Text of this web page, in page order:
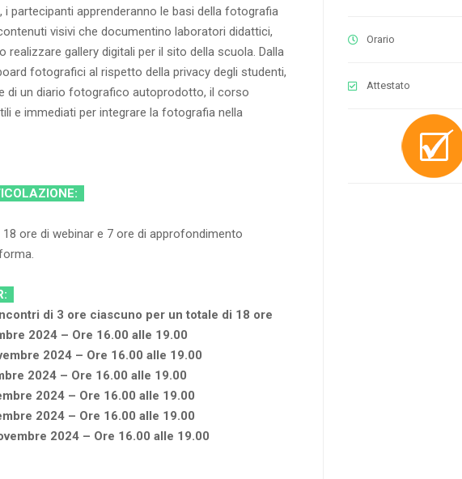
i partecipanti apprenderanno le basi della fotografia
visivi che documentino laboratori didattici,
realizzare gallery digitali per il sito della scuola. Dalla
fotografici al rispetto della privacy degli studenti,
di un diario fotografico autoprodotto, il corso
e immediati per integrare la fotografia nella
ore di webinar e 7 ore di approfondimento
di 3 ore ciascuno per un totale di 18 ore
2024 – Ore 16.00 alle 19.00
2024 – Ore 16.00 alle 19.00
2024 – Ore 16.00 alle 19.00
2024 – Ore 16.00 alle 19.00
2024 – Ore 16.00 alle 19.00
2024 – Ore 16.00 alle 19.00
Orario
Attestato